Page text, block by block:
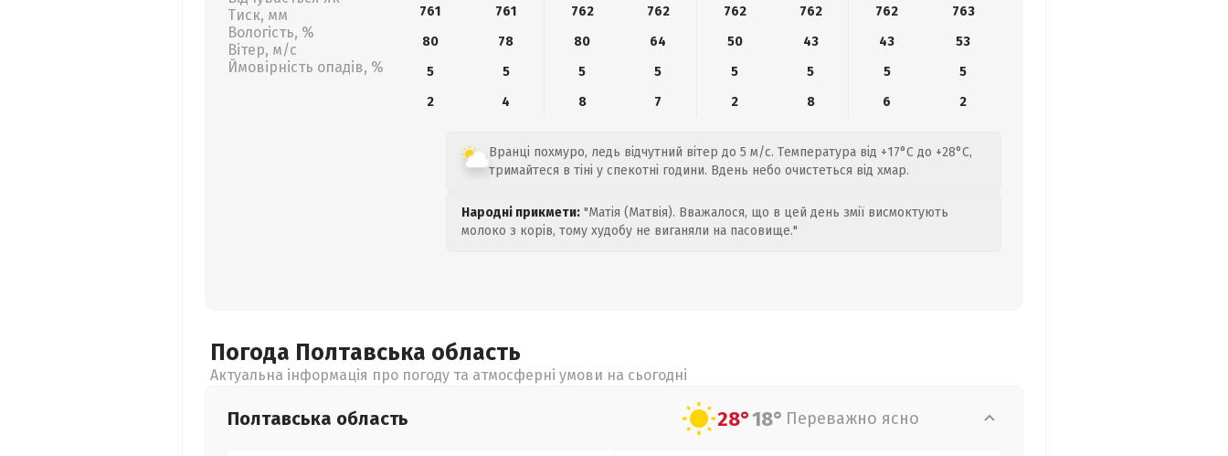
Тиск, мм
Вологість, %
Вітер, м/с
Ймовірність опадів, %
761 761 762 762 762 762 762
763
80
78 80 64 50 43 43
53
5
5 5 5 5 5 5
5
2
4 8 7 2 8 6 2
Вранці похмуро, ледь відчутний вітер до 5 м/с. Температура від +17°C до +28°C,
тримайтеся в тіні у спекотні години. Вдень небо очистеться від хмар.
Народні прикмети: "Матія (Матвія). Вважалося, що в цей день змії висмоктують
молоко з корів, тому худобу не виганяли на пасовище."
Погода Полтавська область
Актуальна інформація про погоду та атмосферні умови на сьогодні
Полтавська область 28°18° Переважно ясно